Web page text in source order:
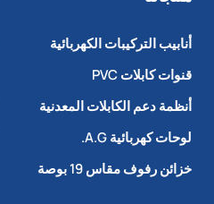
أنابيب التركيبات الكهربائية
قنوات كابلات PVC
أنظمة دعم الكابلات المعدنية
لوحات كهربائية A.G.
خزائن رفوف مقاس 19 بوصة